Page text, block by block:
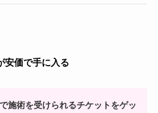
価で手に入る
施術を受けられるチケットをゲッ